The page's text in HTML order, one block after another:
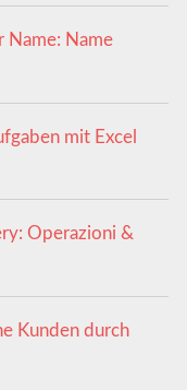
Name: Name
mit Excel
Operazioni &
Kunden durch